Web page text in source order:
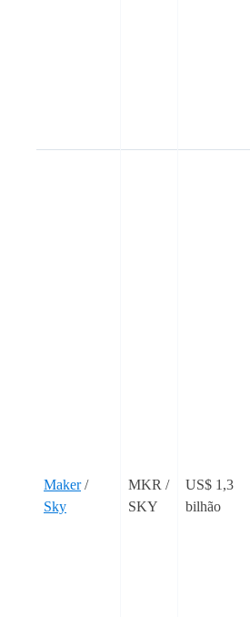
Maker/
Sky
MKR /
SKY
US$ 1,3
bilhão